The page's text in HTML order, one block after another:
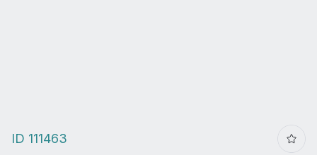
ID 111463